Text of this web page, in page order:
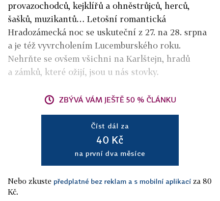
provazochodců, kejklířů a ohněstrůjců, herců,
šašků, muzikantů… Letošní romantická
Hradozámecká noc se uskuteční z 27. na 28. srpna
a je též vyvrcholením Lucemburského roku.
Nehrňte se ovšem všichni na Karlštejn, hradů
a zámků, které ožijí, jsou u nás stovky.
ZBÝVÁ VÁM JEŠTĚ 50 % ČLÁNKU
Číst dál za
40 Kč
na první dva měsíce
Nebo zkuste předplatné bez reklam a s mobilní aplikací za 80
Kč.